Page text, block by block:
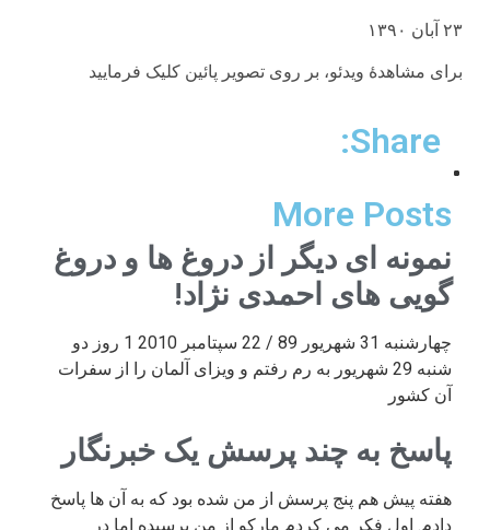
۲۳ آبان ۱۳۹۰
براى مشاهدهٔ ویدئو، بر روى تصوير پائين کلیک فرمایید
Share:
More Posts
نمونه ای دیگر از دروغ ها و دروغ
گویی های احمدی نژاد!
چهارشنبه 31 شهریور 89 / 22 سپتامبر 2010 1 روز دو
شنبه 29 شهریور به رم رفتم و ویزای آلمان را از سفرات
آن کشور
پاسخ به چند پرسش یک خبرنگار
هفته پیش هم پنج پرسش از من شده بود که به آن ها پاسخ
دادم. اول فکر می کردم مارکو از من پرسیده اما در